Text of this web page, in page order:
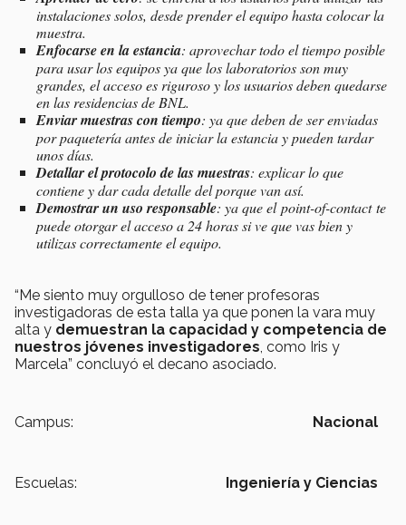
instalaciones solos, desde prender el equipo hasta colocar la
muestra.
Enfocarse en la estancia: aprovechar todo el tiempo posible
para usar los equipos ya que los laboratorios son muy
grandes, el acceso es riguroso y los usuarios deben quedarse
en las residencias de BNL.
Enviar muestras con tiempo: ya que deben de ser enviadas
por paquetería antes de iniciar la estancia y pueden tardar
unos días.
Detallar el protocolo de las muestras: explicar lo que
contiene y dar cada detalle del porque van así.
Demostrar un uso responsable: ya que elpoint-of-contactte
puede otorgar el acceso a 24 horas si ve que vas bien y
utilizas correctamente el equipo.
“Me siento muy orgulloso de tener profesoras
investigadoras de esta talla ya que ponen la vara muy
alta y demuestran la capacidad y competencia de
nuestros jóvenes investigadores, como Iris y
Marcela” concluyó el decano asociado.
Campus: Nacional
Escuelas: Ingeniería y Ciencias